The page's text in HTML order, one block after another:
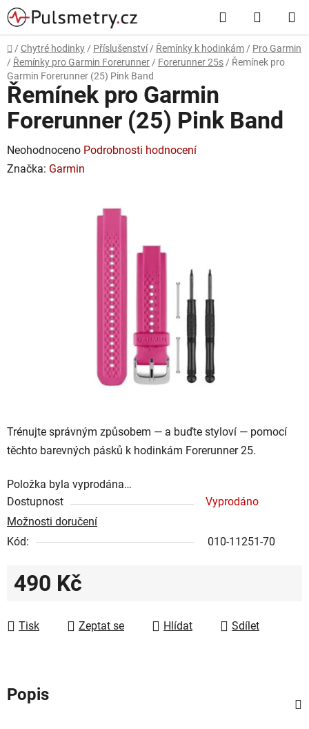
Přejít
na
obsah
Hledat
KOŠÍK
Domů
/ Chytré hodinky / Příslušenství / Řemínky k hodinkám / Pro Garmin
/ Řemínky pro Garmin Forerunner / Forerunner 25s / Řemínek pro
Garmin Forerunner (25) Pink Band
Trénujte správným způsobem — a buďte styloví — pomocí
těchto barevných pásků k hodinkám Forerunner 25.
Položka byla vyprodána…
Dostupnost
Vyprodáno
Možnosti doručení
Kód:
010-11251-70
490 Kč
Tisk
Zeptat se Hlídat Sdílet
Řemínek pro Garmin
Forerunner (25) Pink Band
Průměrné
hodnocení
Neohodnoceno Podrobnosti hodnocení
Značka: Garmin
Popis